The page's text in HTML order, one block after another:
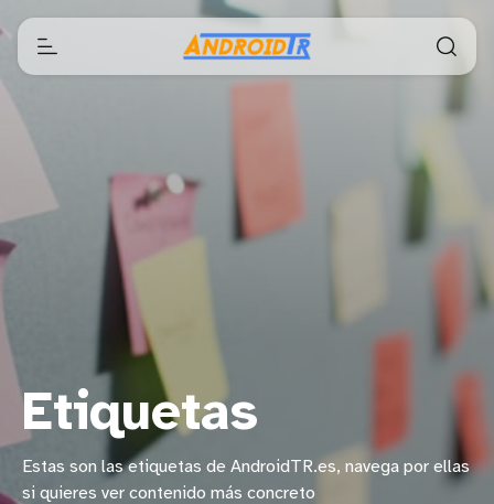
Etiquetas
Estas son las etiquetas de AndroidTR.es, navega por ellas
si quieres ver contenido más concreto